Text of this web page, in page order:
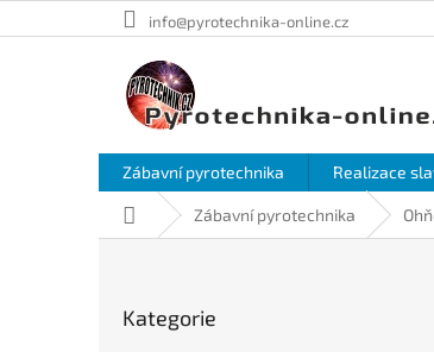
na
info@pyrotechnika-online.cz
Zábavní pyrotechnika Realizace
Domů Zábavní pyrotechnika
kategorie
Kategorie